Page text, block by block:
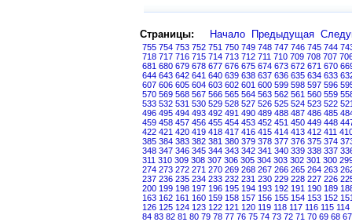
Страницы: Начало Предыдущая
755 754 753 752 751 750 749 748 747 746 745 744
718 717 716 715 714 713 712 711 710 709 708 707
681 680 679 678 677 676 675 674 673 672 671 670
644 643 642 641 640 639 638 637 636 635 634 633
607 606 605 604 603 602 601 600 599 598 597 596
570 569 568 567 566 565 564 563 562 561 560 559
533 532 531 530 529 528 527 526 525 524 523 522
496 495 494 493 492 491 490 489 488 487 486 485
459 458 457 456 455 454 453 452 451 450 449 448
422 421 420 419 418 417 416 415 414 413 412 411
385 384 383 382 381 380 379 378 377 376 375 374
348 347 346 345 344 343 342 341 340 339 338 337
311 310 309 308 307 306 305 304 303 302 301 300
274 273 272 271 270 269 268 267 266 265 264 263
237 236 235 234 233 232 231 230 229 228 227 226
200 199 198 197 196 195 194 193 192 191 190 189
163 162 161 160 159 158 157 156 155 154 153 152
126 125 124 123 122 121 120 119 118 117 116 115 114
84 83 82 81 80 79 78 77 76 75 74 73 72 71 70 69 68 67